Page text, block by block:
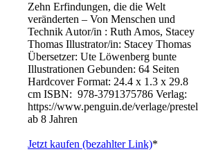
Zehn Erfindungen, die die Welt
veränderten – Von Menschen und
Technik Autor/in : Ruth Amos, Stacey
Thomas Illustrator/in: Stacey Thomas
Übersetzer: Ute Löwenberg bunte
Illustrationen Gebunden: 64 Seiten
Hardcover Format: 24.4 x 1.3 x 29.8
cm ISBN: ‎ 978-3791375786 Verlag:
https://www.penguin.de/verlage/prestel
ab 8 Jahren
Jetzt kaufen (bezahlter Link)*